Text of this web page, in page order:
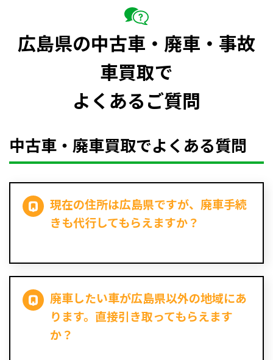
広島県の中古車・廃車・事故
車買取で
よくあるご質問
中古車・廃車買取でよくある質問
現在の住所は広島県ですが、廃車手続
きも代行してもらえますか？
廃車したい車が広島県以外の地域にあ
ります。直接引き取ってもらえます
か？